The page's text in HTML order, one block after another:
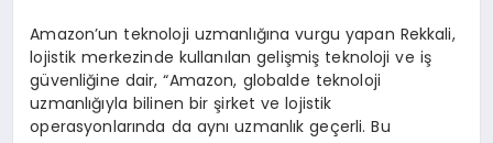
Amazon’un teknoloji uzmanlığına vurgu yapan Rekkali,
lojistik merkezinde kullanılan gelişmiş teknoloji ve iş
güvenliğine dair, “Amazon, globalde teknoloji
uzmanlığıyla bilinen bir şirket ve lojistik
operasyonlarında da aynı uzmanlık geçerli. Bu